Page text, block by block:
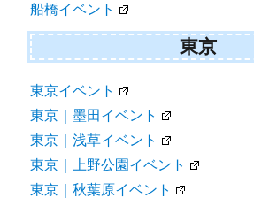
船橋イベント
東京
東京イベント
東京｜墨田イベント
東京｜浅草イベント
東京｜上野公園イベント
東京｜秋葉原イベント